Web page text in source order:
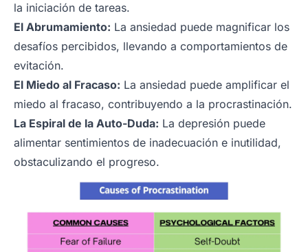
la iniciación de tareas.
El Abrumamiento: La ansiedad puede magnificar los
desafíos percibidos, llevando a comportamientos de
evitación.
El Miedo al Fracaso: La ansiedad puede amplificar el
miedo al fracaso, contribuyendo a la procrastinación.
La Espiral de la Auto-Duda: La depresión puede
alimentar sentimientos de inadecuación e inutilidad,
obstaculizando el progreso.